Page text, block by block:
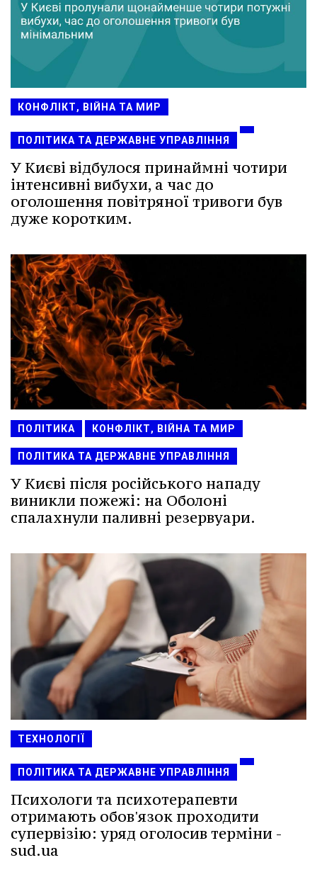
КОНФЛІКТ, ВІЙНА ТА МИР
ПОЛІТИКА ТА ДЕРЖАВНЕ УПРАВЛІННЯ
У Києві відбулося принаймні чотири
інтенсивні вибухи, а час до
оголошення повітряної тривоги був
дуже коротким.
ПОЛІТИКА КОНФЛІКТ, ВІЙНА ТА МИР
ПОЛІТИКА ТА ДЕРЖАВНЕ УПРАВЛІННЯ
У Києві після російського нападу
виникли пожежі: на Оболоні
спалахнули паливні резервуари.
ТЕХНОЛОГІЇ
ПОЛІТИКА ТА ДЕРЖАВНЕ УПРАВЛІННЯ
Психологи та психотерапевти
отримають обов'язок проходити
супервізію: уряд оголосив терміни -
sud.ua